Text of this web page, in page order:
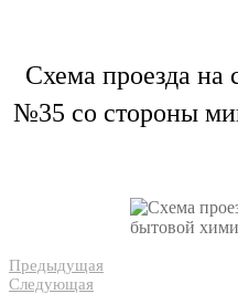
Схема проезда на
№35 со стороны
Предыдущая
Следующая